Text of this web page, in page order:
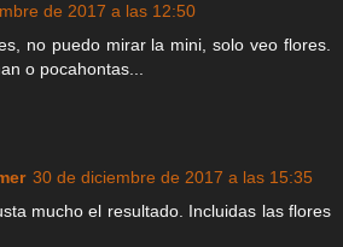
de 2017 a las 12:50
no puedo mirar la mini, solo veo flores.
o pocahontas...
30 de diciembre de 2017 a las 15:35
mucho el resultado. Incluidas las flores